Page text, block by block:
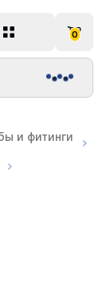
0
и фитинги